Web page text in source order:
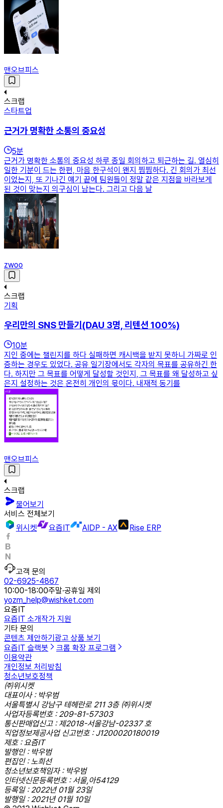
맨오브피스
스크랩
스타트업
근거가 명확한 소통의 중요성
5분
근거가 명확한 소통의 중요성 하루 종일 회의하고 퇴근하는 길. 열심히
일한 기분이 드는 한편, 마음 한구석이 왠지 찜찜하다. 긴 회의가 최선
이었는지, 또 기나긴 얘기 끝에 팀원들이 정말 같은 지점을 바라보게
된 것이 맞는지 의구심이 남는다. 그리고 다음 날
zwoo
스크랩
기획
우리만의 SNS 만들기(DAU 3명, 리텐션 100%)
10분
지인 중에는 챌린지를 하다 실패하면 캐시백을 받지 못하니 가짜로 인
증하는 경우도 있었다. 공유 일기장에서도 각자의 목표를 공유하긴 한
다. 하지만 그 목표를 어떻게 달성할 것인지, 그 목표를 왜 달성하고 싶
은지 설정하는 것은 온전히 개인의 몫이다. 내재적 동기를
맨오브피스
스크랩
물어보기
서비스 전체보기
위시켓
요즘IT AIDP - AX Rise ERP
고객 문의
02-6925-4867
10:00-18:00주말·공휴일 제외
yozm_help@wishket.com
요즘IT
요즘IT 소개작가 지원
기타 문의
콘텐츠 제안하기 광고 상품 보기
요즘IT 슬랙봇
크롬 확장 프로그램
이용약관
개인정보 처리방침
청소년보호정책
㈜위시켓
대표이사 : 박우범
서울특별시 강남구 테헤란로 211 3층 ㈜위시켓
사업자등록번호 : 209-81-57303
통신판매업신고 : 제2018-서울강남-02337 호
직업정보제공사업 신고번호 : J1200020180019
제호 : 요즘IT
발행인 : 박우범
편집인 : 노희선
청소년보호책임자 : 박우범
인터넷신문등록번호 : 서울,아54129
등록일 : 2022년 01월 23일
발행일 : 2021년 01월 10일